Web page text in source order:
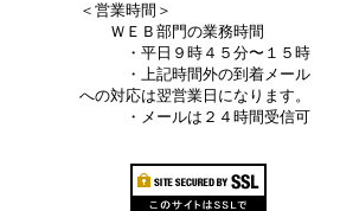
＜営業時間＞
ＷＥＢ部門の業務時間
・平日９時４５分〜１５時
・上記時間外の到着メール
への対応は翌営業日になります。
・メールは２４時間受信可